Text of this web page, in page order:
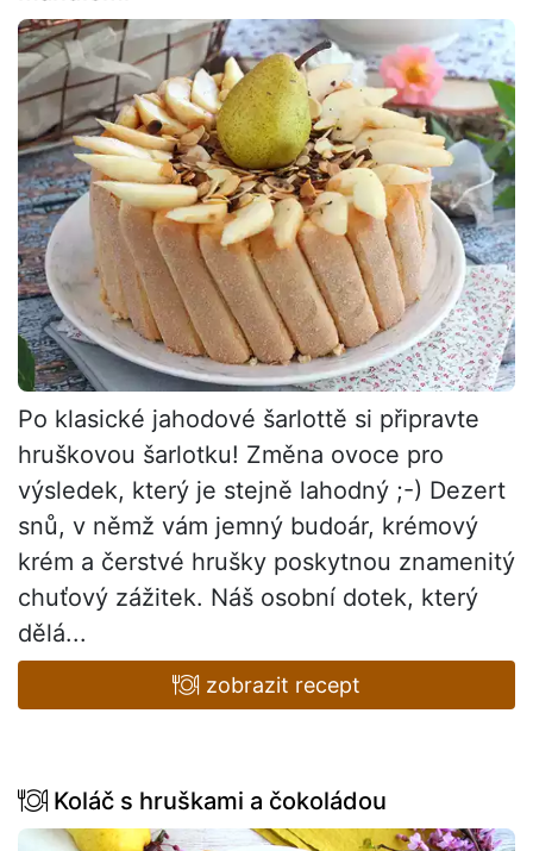
Po klasické jahodové šarlottě si připravte
hruškovou šarlotku! Změna ovoce pro
výsledek, který je stejně lahodný ;-) Dezert
snů, v němž vám jemný budoár, krémový
krém a čerstvé hrušky poskytnou znamenitý
chuťový zážitek. Náš osobní dotek, který
dělá...
zobrazit recept
Koláč s hruškami a čokoládou